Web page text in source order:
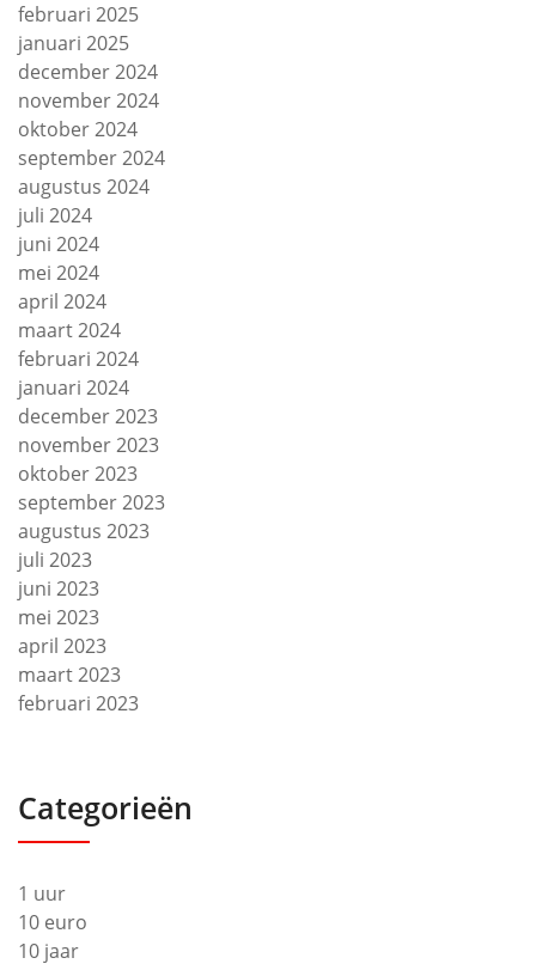
februari 2025
januari 2025
december 2024
november 2024
oktober 2024
september 2024
augustus 2024
juli 2024
juni 2024
mei 2024
april 2024
maart 2024
februari 2024
januari 2024
december 2023
november 2023
oktober 2023
september 2023
augustus 2023
juli 2023
juni 2023
mei 2023
april 2023
maart 2023
februari 2023
Categorieën
1 uur
10 euro
10 jaar